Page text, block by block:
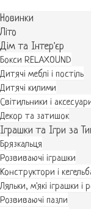
Новинки
Літо
Дім та Інтер'єр
Бокси RELAXOUND
Дитячі меблі і постіль
Дитячі килими
Світильники і
Декор та затишок
Іграшки та Ігри за
Брязкальця
Розвиваючі іграшки
Конструктори і
Ляльки, м'які іграшки і
Розвиваючі пазли